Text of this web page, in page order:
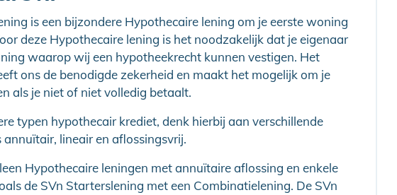
is een bijzondere Hypothecaire lening om je eerste woning
deze Hypothecaire lening is het noodzakelijk dat je eigenaar
waarop wij een hypotheekrecht kunnen vestigen. Het
ons de benodigde zekerheid en maakt het mogelijk om je
als je niet of niet volledig betaalt.
typen hypothecair krediet, denk hierbij aan verschillende
lineair en aflossingsvrij.
Hypothecaire leningen met annuïtaire aflossing en enkele
de SVn Starterslening met een Combinatielening. De SVn